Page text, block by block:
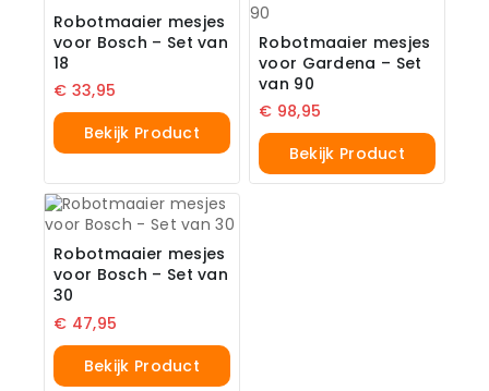
Robotmaaier mesjes
voor Bosch – Set van
18
€ 33,95
Bekijk Product
Robotmaaier mesjes
voor Gardena – Set
van 90
€ 98,95
Bekijk Product
Robotmaaier mesjes
voor Bosch – Set van
30
€ 47,95
Bekijk Product